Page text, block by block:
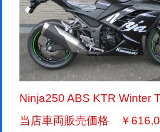
Ninja250 ABS KTR Winter
当店車両販売価格 ￥